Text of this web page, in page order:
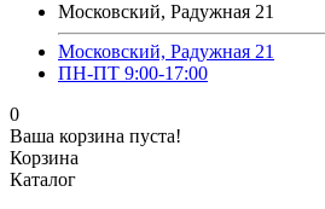
Московский, Радужная 21
Московский, Радужная 21
ПН-ПТ 9:00-17:00
0
Ваша корзина пуста!
Корзина
Каталог